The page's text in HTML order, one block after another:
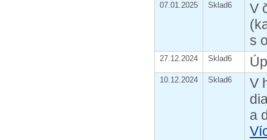
07.01.2025 Sklad6
V
s
27.12.2024 Sklad6
10.12.2024 Sklad6
V
a